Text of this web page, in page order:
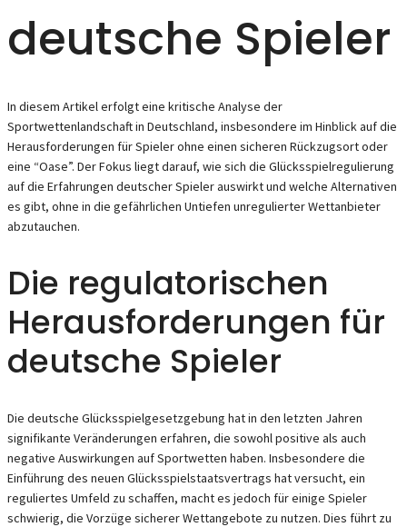
deutsche Spieler
In diesem Artikel erfolgt eine kritische Analyse der
Sportwettenlandschaft in Deutschland, insbesondere im Hinblick auf die
Herausforderungen für Spieler ohne einen sicheren Rückzugsort oder
eine “Oase”. Der Fokus liegt darauf, wie sich die Glücksspielregulierung
auf die Erfahrungen deutscher Spieler auswirkt und welche Alternativen
es gibt, ohne in die gefährlichen Untiefen unregulierter Wettanbieter
abzutauchen.
Die regulatorischen
Herausforderungen für
deutsche Spieler
Die deutsche Glücksspielgesetzgebung hat in den letzten Jahren
signifikante Veränderungen erfahren, die sowohl positive als auch
negative Auswirkungen auf Sportwetten haben. Insbesondere die
Einführung des neuen Glücksspielstaatsvertrags hat versucht, ein
reguliertes Umfeld zu schaffen, macht es jedoch für einige Spieler
schwierig, die Vorzüge sicherer Wettangebote zu nutzen. Dies führt zu